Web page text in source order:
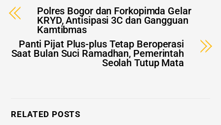
Polres Bogor dan Forkopimda Gelar
KRYD, Antisipasi 3C dan Gangguan
Kamtibmas
Panti Pijat Plus-plus Tetap Beroperasi
Saat Bulan Suci Ramadhan, Pemerintah
Seolah Tutup Mata
RELATED POSTS